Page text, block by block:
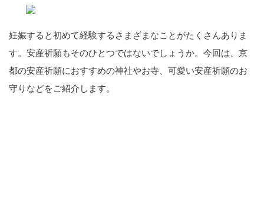
妊娠すると初めて経験するさまざまなことがたくさんありま
す。安産祈願もそのひとつではないでしょうか。今回は、京
都の安産祈願におすすめの神社やお寺、可愛い安産祈願のお
守りなどをご紹介します。